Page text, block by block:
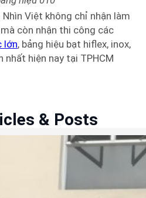
Việt không chỉ nhận làm
còn nhận thi công các
lớn, bảng hiệu bạt hiflex, inox,
hiện nay tại TPHCM
& Posts